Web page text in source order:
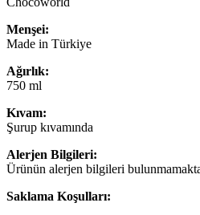
Menşei:
Made in Türkiye
Ağırlık:
750 ml
Kıvam:
Şurup kıvamında
Alerjen Bilgileri:
Ürünün alerjen bilgileri
Saklama Koşulları: